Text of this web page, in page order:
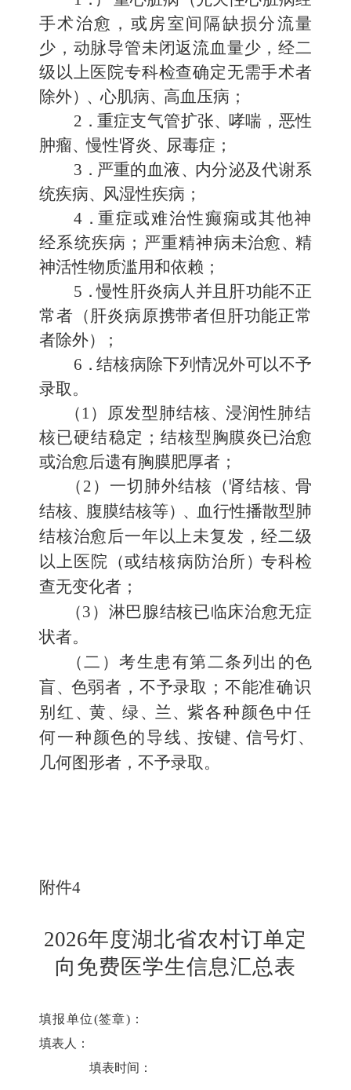
手术治愈，或房室间隔缺损分流量
少，动脉导管未闭返流血量少，经二
级以上医院专科检查确定无需手术者
除外）、心肌病、 高血压病；
2 ． 重症支气管扩张、 哮喘，恶性
肿瘤、慢性肾炎、 尿毒症；
3 ． 严重的血液、 内分泌及代谢系
统疾病、 风湿性疾病；
4 ． 重症或难治性癫痫或其他神
经系统疾病；严重精神病未治愈、精
神活性物质滥用和依赖；
5 ．慢性肝炎病人并且肝功能不正
常者（肝炎病原携带者但肝功能正常
者除外）
；
6 ．结核病除下列情况外可以不予
录取。
（ 1） 原发型肺结核、 浸润性肺结
核已硬结稳定；结核型胸膜炎已治愈
或治愈后遗有胸膜肥厚者；
（ 2 ） 一切肺外结核 （肾结核、骨
结核、 腹膜结核等）、 血行性播散型肺
结核治愈后一年以上未复发，经二级
以上医院 （或结核病防治所 ） 专科检
查无变化者；
（3 ） 淋巴腺结核已临床治愈无症
状者。
（二）考生患有第二条列出的色
盲、 色弱者，不予录取；不能准确识
别红 、黄 、绿 、 兰、紫各种颜色中任
何一种颜色的导线 、 按键、信号灯、
几何图形者，不予录取。
附件4
2026年度湖北省农村订单定
向免费医学生信息汇总表
填报单位(签章)：
填表人：
填表时间：